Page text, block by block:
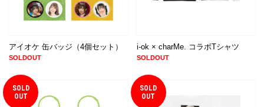
アイオケ 缶バッジ（4個セット）
SOLDOUT
i-ok × charMe. コラボTシャツ
SOLDOUT
SOLD
OUT
SOLD
OUT